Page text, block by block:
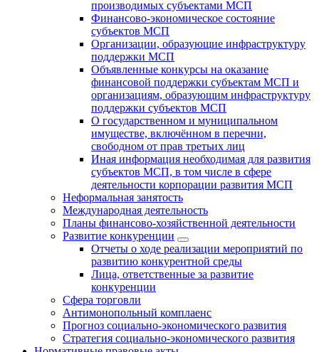
производимых субъектами МСП
Финансово-экономическое состояние
субъектов МСП
Организации, образующие инфраструктуру
поддержки МСП
Объявленные конкурсы на оказание
финансовой поддержки субъектам МСП и
организациям, образующим инфраструктуру
поддержки субъектов МСП
О государственном и муниципальном
имуществе, включённом в перечни,
свободном от прав третьих лиц
Иная информация необходимая для развития
субъектов МСП, в том числе в сфере
деятельности корпорации развития МСП
Неформальная занятость
Международная деятельность
Планы финансово-хозяйственной деятельности
Развитие конкуренции
Отчеты о ходе реализации мероприятий по
развитию конкурентной среды
Лица, ответственные за развитие
конкуренции
Сфера торговли
Антимонопольный комплаенс
Прогноз социально-экономического развития
Стратегия социально-экономического развития